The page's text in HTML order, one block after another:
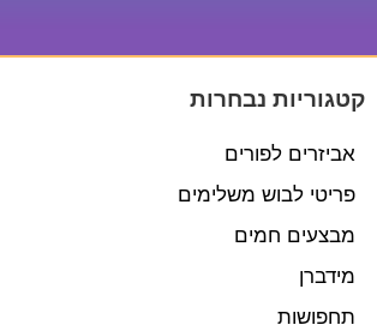
קטגוריות נבחרות
אביזרים לפורים
פריטי לבוש משלימים
מבצעים חמים
מידברן
תחפושות